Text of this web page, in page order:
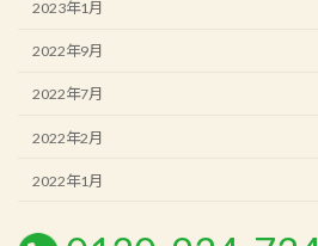
2023年1月
2022年9月
2022年7月
2022年2月
2022年1月